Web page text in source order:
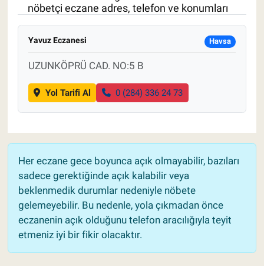
nöbetçi eczane adres, telefon ve konumları
Yavuz Eczanesi Havsa
UZUNKÖPRÜ CAD. NO:5 B
Yol Tarifi Al 0 (284) 336 24 73
Her eczane gece boyunca açık olmayabilir, bazıları
sadece gerektiğinde açık kalabilir veya
beklenmedik durumlar nedeniyle nöbete
gelemeyebilir. Bu nedenle, yola çıkmadan önce
eczanenin açık olduğunu telefon aracılığıyla teyit
etmeniz iyi bir fikir olacaktır.
Et fiyatları
Tarım Bilgisi
Yetiştirici Soruyor
Dünyada Tarım
Üretici Birlikleri
Şeker ve Şekerli Mamüller
Tahıllar ve Baklagiller